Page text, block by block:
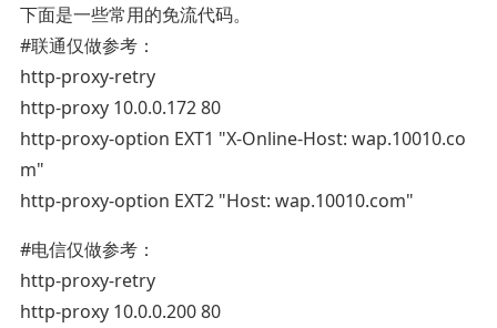
下面是一些常用的免流代码。
#联通仅做参考：
http-proxy-retry
http-proxy 10.0.0.172 80
http-proxy-option EXT1 "X-Online-Host: wap.10010.co
m"
http-proxy-option EXT2 "Host: wap.10010.com"
#电信仅做参考：
http-proxy-retry
http-proxy 10.0.0.200 80